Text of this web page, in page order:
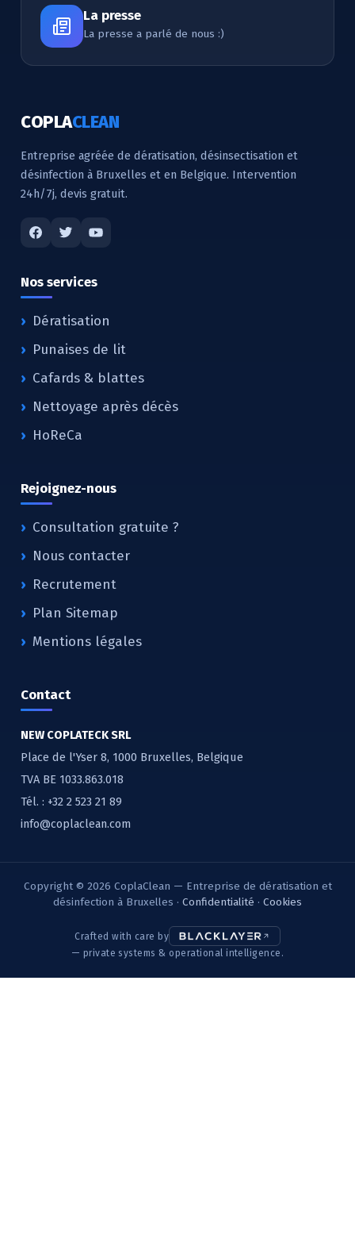
La presse
La presse a parlé de nous :)
COPLACLEAN
Entreprise agréée de dératisation, désinsectisation et
désinfection à Bruxelles et en Belgique. Intervention
24h/7j, devis gratuit.
Nos services
Dératisation
Punaises de lit
Cafards & blattes
Nettoyage après décès
HoReCa
Rejoignez-nous
Consultation gratuite ?
Nous contacter
Recrutement
Plan Sitemap
Mentions légales
Contact
NEW COPLATECK SRL
Place de l'Yser 8, 1000 Bruxelles, Belgique
TVA BE 1033.863.018
Tél. : +32 2 523 21 89
info@coplaclean.com
Copyright © 2026 CoplaClean — Entreprise de dératisation et
désinfection à Bruxelles · Confidentialité · Cookies
Crafted with care by
— private systems & operational intelligence.